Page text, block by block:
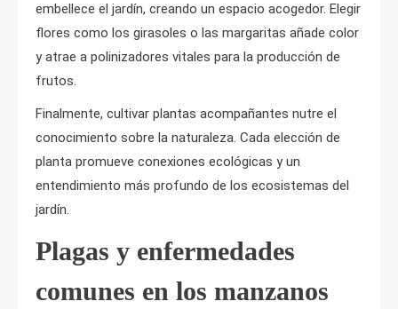
embellece el jardín, creando un espacio acogedor. Elegir
flores como los girasoles o las margaritas añade color
y atrae a polinizadores vitales para la producción de
frutos.
Finalmente, cultivar plantas acompañantes nutre el
conocimiento sobre la naturaleza. Cada elección de
planta promueve conexiones ecológicas y un
entendimiento más profundo de los ecosistemas del
jardín.
Plagas y enfermedades
comunes en los manzanos